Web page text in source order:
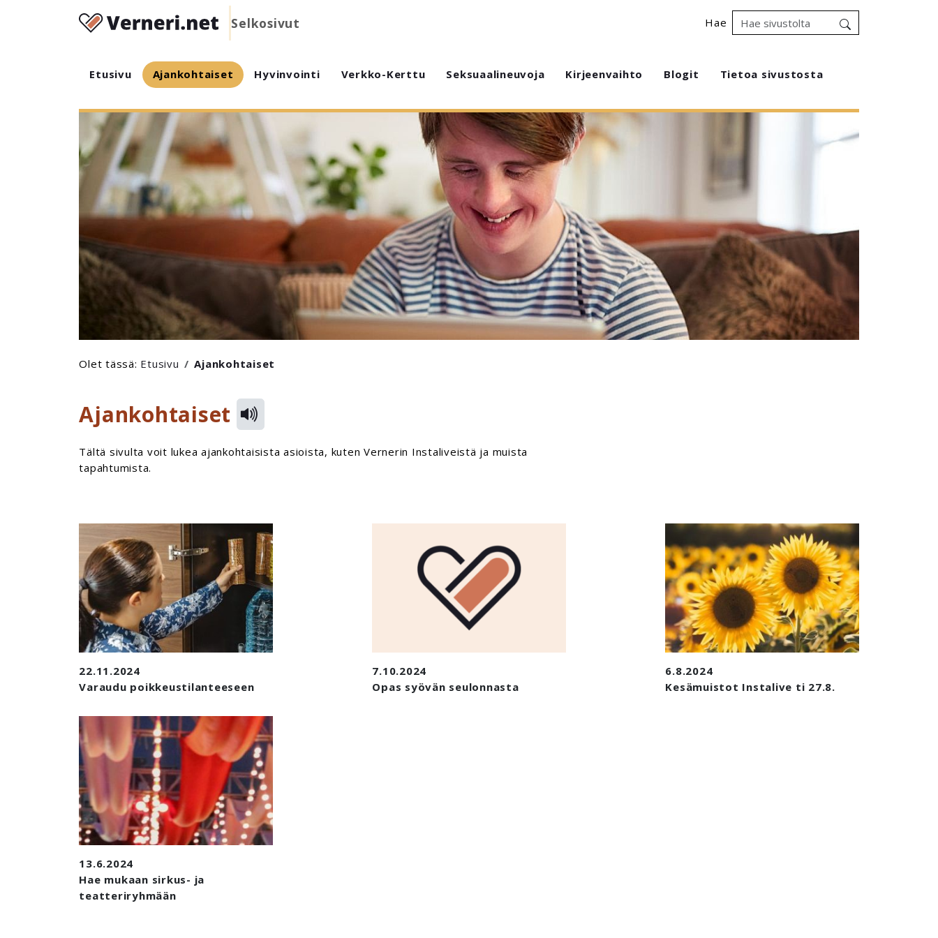
Selkosivut Hae
Etusivu Ajankohtaiset Hyvinvointi Verkko-Kerttu Seksuaalineuvoja Kirjeenvaihto Blogit Tietoa sivustosta
Olet tässä: Etusivu Ajankohtaiset
Ajankohtaiset
Tältä sivulta voit lukea ajankohtaisista asioista, kuten Vernerin Instaliveistä ja muista
tapahtumista.
22.11.2024
Varaudu poikkeustilanteeseen
7.10.2024
Opas syövän seulonnasta
6.8.2024
Kesämuistot Instalive ti 27.8.
13.6.2024
Hae mukaan sirkus- ja
teatteriryhmään